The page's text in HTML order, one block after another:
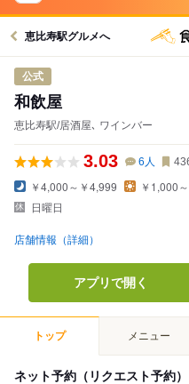
恵比寿駅グルメへ
公式
和飲屋
恵比寿駅/居酒屋､ ワインバー
3.03 6 人
￥4,000～￥4,999
￥1,000
日曜日
店舗情報（詳細）
アプリで開く
トップ メニュー
ネット予約（リクエスト予約）